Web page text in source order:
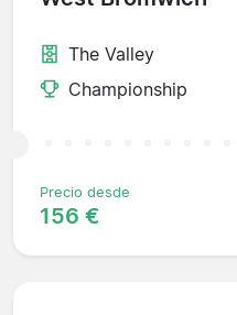
The Valley
Championship
Precio desde
156 €